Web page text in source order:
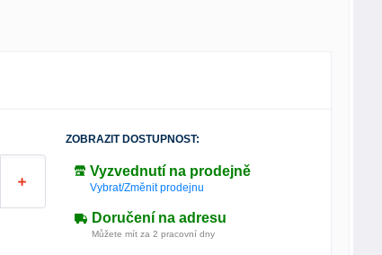
ZOBRAZIT DOSTUPNOST:
Vyzvednutí na prodejně
Vybrat/Změnit prodejnu
Doručení na adresu
Můžete mít za 2 pracovní dny